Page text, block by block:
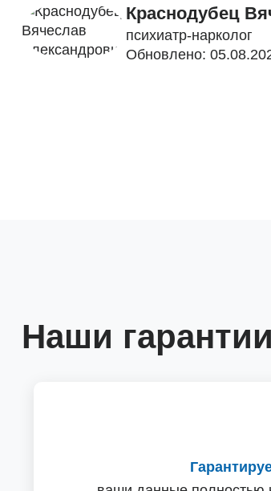
Краснодубец
психиатр-нарколог
Обновлено:
Наши гарантии